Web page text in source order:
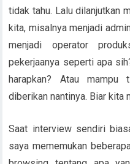
tidak tahu. Lalu dilanjutkan
kita, misalnya menjadi
menjadi operator
pekerjaanya seperti apa
harapkan? Atau
diberikan nantinya. Biar kita
Saat interview sendiri
saya mememukan